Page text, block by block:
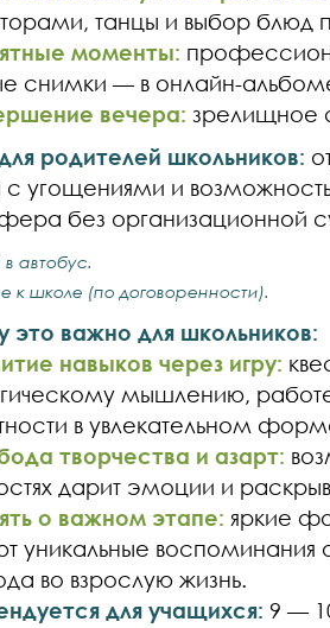
танцы и выбор блюд
моменты:
снимки — в онлайн-
вечера:зрелищное
родителей школьников:
с угощениями и
без организационной
автобус.
к школе (по договоренности).
это важно для школьников:
навыков через игру:
мышлению,
в увлекательном
творчества и азарт:
дарит эмоции и
о важном этапе: яркие
уникальные воспоминания
во взрослую жизнь.
для учащихся: 9 —